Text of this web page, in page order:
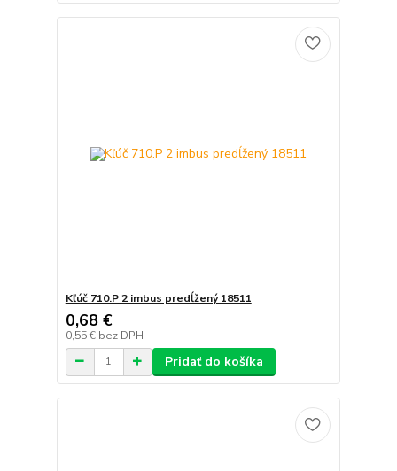
Kľúč 710.P 2 imbus predĺžený 18511
0,68 €
0,55 € bez DPH
Pridať do košíka